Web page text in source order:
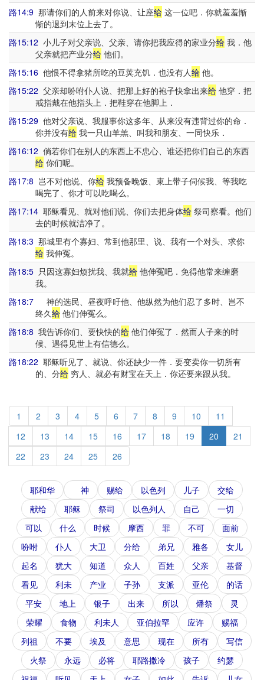
路14:9 那请你们的人前来对你说、让座给 这一位吧．你就羞羞惭
惭的退到末位上去了。
路15:12 小儿子对父亲说、父亲、请你把我应得的家业分给 我．他
父亲就把产业分给他们。
路15:16 他恨不得拿猪所吃的豆荚充饥．也没有人给 他。
路15:22 父亲却吩咐仆人说、把那上好的袍子快拿出来给 他穿．把
戒指戴在他指头上．把鞋穿在他脚上．
路15:29 他对父亲说、我服事你这多年、从来没有违背过你的命．
你并没有给我一只山羊羔、叫我和朋友、一同快乐．
路16:12 倘若你们在别人的东西上不忠心、谁还把你们自己的东西
给你们呢。
路17:8 岂不对他说、你给 我预备晚饭、束上带子伺候我、等我吃
喝完了、你才可以吃喝么。
路17:14 耶稣看见、就对他们说、你们去把身体给 祭司察看。他们
去的时候就洁净了。
路18:3 那城里有个寡妇、常到他那里、说、我有一个对头、求你
给我伸冤。
路18:5 只因这寡妇烦扰我、我就给 他伸冤吧．免得他常来缠磨
我。
路18:7 神的选民、昼夜呼吁他、他纵然为他们忍了多时、岂不
终久给他们伸冤么。
路18:8 我告诉你们、要快快的给 他们伸冤了．然而人子来的时
候、遇得见世上有信德么。
路18:22 耶稣听见了、就说、你还缺少一件．要变卖你一切所有
的、分给穷人、就必有财宝在天上．你还要来跟从我。
1 2 3 4 5 6 7 8 9 10
11
12
13 14 15 16 17 18 19 20
21
22
23 24 25 26
耶和华 神 赐给 以色列 儿子
交给
献给
耶稣 祭司 以色列人 自己
一切
可以
什么 时候 摩西 罪 不可
面前
吩咐
仆人 大卫 分给 弟兄 雅各
女儿
起名
犹大 知道 众人 百姓 父亲
基督
看见
利未 产业 子孙 支派 亚伦
的话
平安
地上 银子 出来 所以 燔祭
灵
荣耀
食物 利未人 亚伯拉罕 应许
赐福
列祖
不要 埃及 意思 现在 所有
写信
火祭
永远 必将 耶路撒冷 孩子
约瑟